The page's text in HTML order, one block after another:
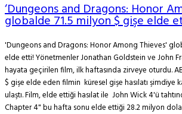
‘Dungeons and Dragons: Honor
globalde 71.5 milyon $ gişe elde
'Dungeons and Dragons: Honor Among Thieves'
elde etti! Yönetmenler Jonathan Goldstein ve John
hayata geçirilen film, ilk haftasında zirveye oturdu.
$ gişe elde eden filmin küresel gişe hasılatı şimdiye
ulaştı. Film, elde ettiği hasılat ile John Wick 4'ü
Chapter 4" bu hafta sonu elde ettiği 28.2 milyon